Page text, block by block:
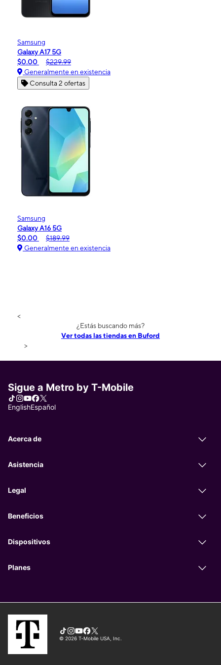
Samsung
Galaxy A17 5G
$0.00
$229.99
Generalmente en existencia
Consulta 2 ofertas
Samsung
Galaxy A16 5G
$0.00
$189.99
Generalmente en existencia
<
¿Estás buscando más?
Ver todas las tiendas en Buford
>